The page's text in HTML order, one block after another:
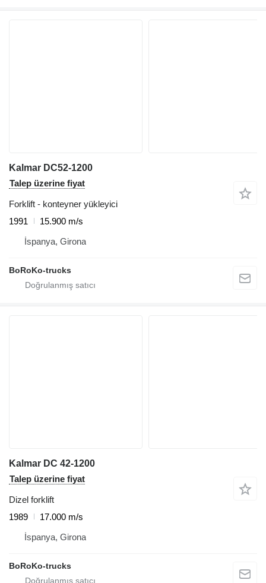
Kalmar DC52-1200
Talep üzerine fiyat
Forklift - konteyner yükleyici
1991
15.900 m/s
İspanya, Girona
BoRoKo-trucks
Kalmar DC 42-1200
Talep üzerine fiyat
Dizel forklift
1989
17.000 m/s
İspanya, Girona
BoRoKo-trucks